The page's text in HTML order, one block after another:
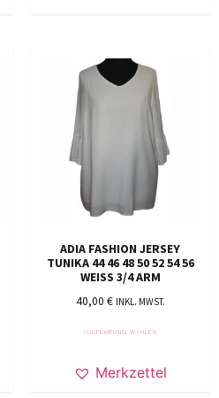
ADIA FASHION JERSEY
TUNIKA 44 46 48 50 52 54 56
WEISS 3/4 ARM
40,00 € INKL. MWST.
AUSFÜHRUNG WÄHLEN
Merkzettel